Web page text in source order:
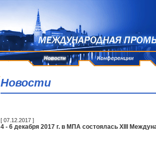
Новости
[ 07.12.2017 ]
4 - 6 декабря 2017 г. в МПА состоялась XIII